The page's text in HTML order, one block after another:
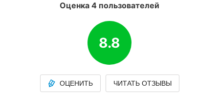
Оценка 4 пользователей
8.8
ОЦЕНИТЬ ЧИТАТЬ ОТЗЫВЫ